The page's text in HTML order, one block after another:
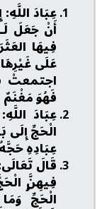
عِبَادَ
أَنْ جَعَلَ
فِيهَا
عَلَى
اجتمعتْ
فَهُوَ
عِبَادَ
الْحَجِّ إِلَى
عِبَادِهِ
قَالَ
فِيهِنَّ
الْحَجِّ